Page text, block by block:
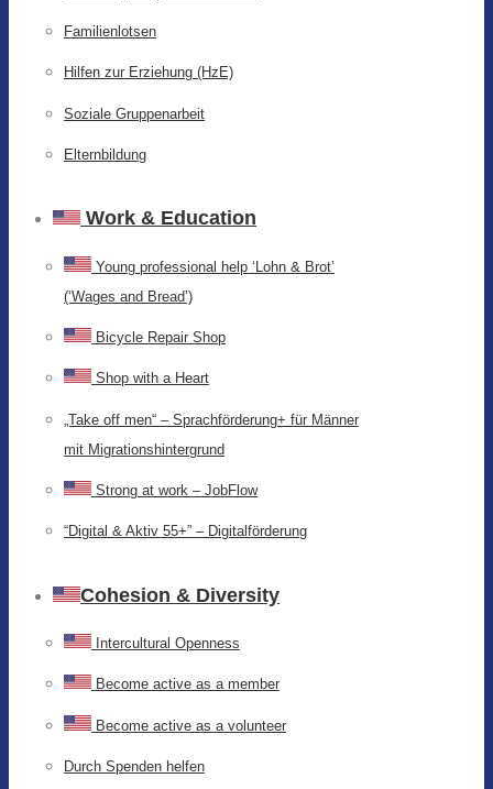
Familienlotsen
Hilfen zur Erziehung (HzE)
Soziale Gruppenarbeit
Elternbildung
Work & Education
Young professional help ‘Lohn & Brot’
(‘Wages and Bread’)
Bicycle Repair Shop
Shop with a Heart
„Take off men“ – Sprachförderung+ für Männer
mit Migrationshintergrund
Strong at work – JobFlow
“Digital & Aktiv 55+” – Digitalförderung
Cohesion & Diversity
Intercultural Openness
Become active as a member
Become active as a volunteer
Durch Spenden helfen